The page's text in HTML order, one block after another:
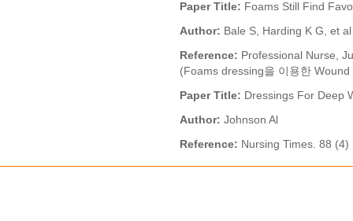
Paper Title: Foams Still Find
Author: Bale S, Harding K G, et al
Reference: Professional Nurse,
(Foams dressing을 이용한
Paper Title: Dressings For Deep
Author: Johnson Al
Reference: Nursing Times. 88